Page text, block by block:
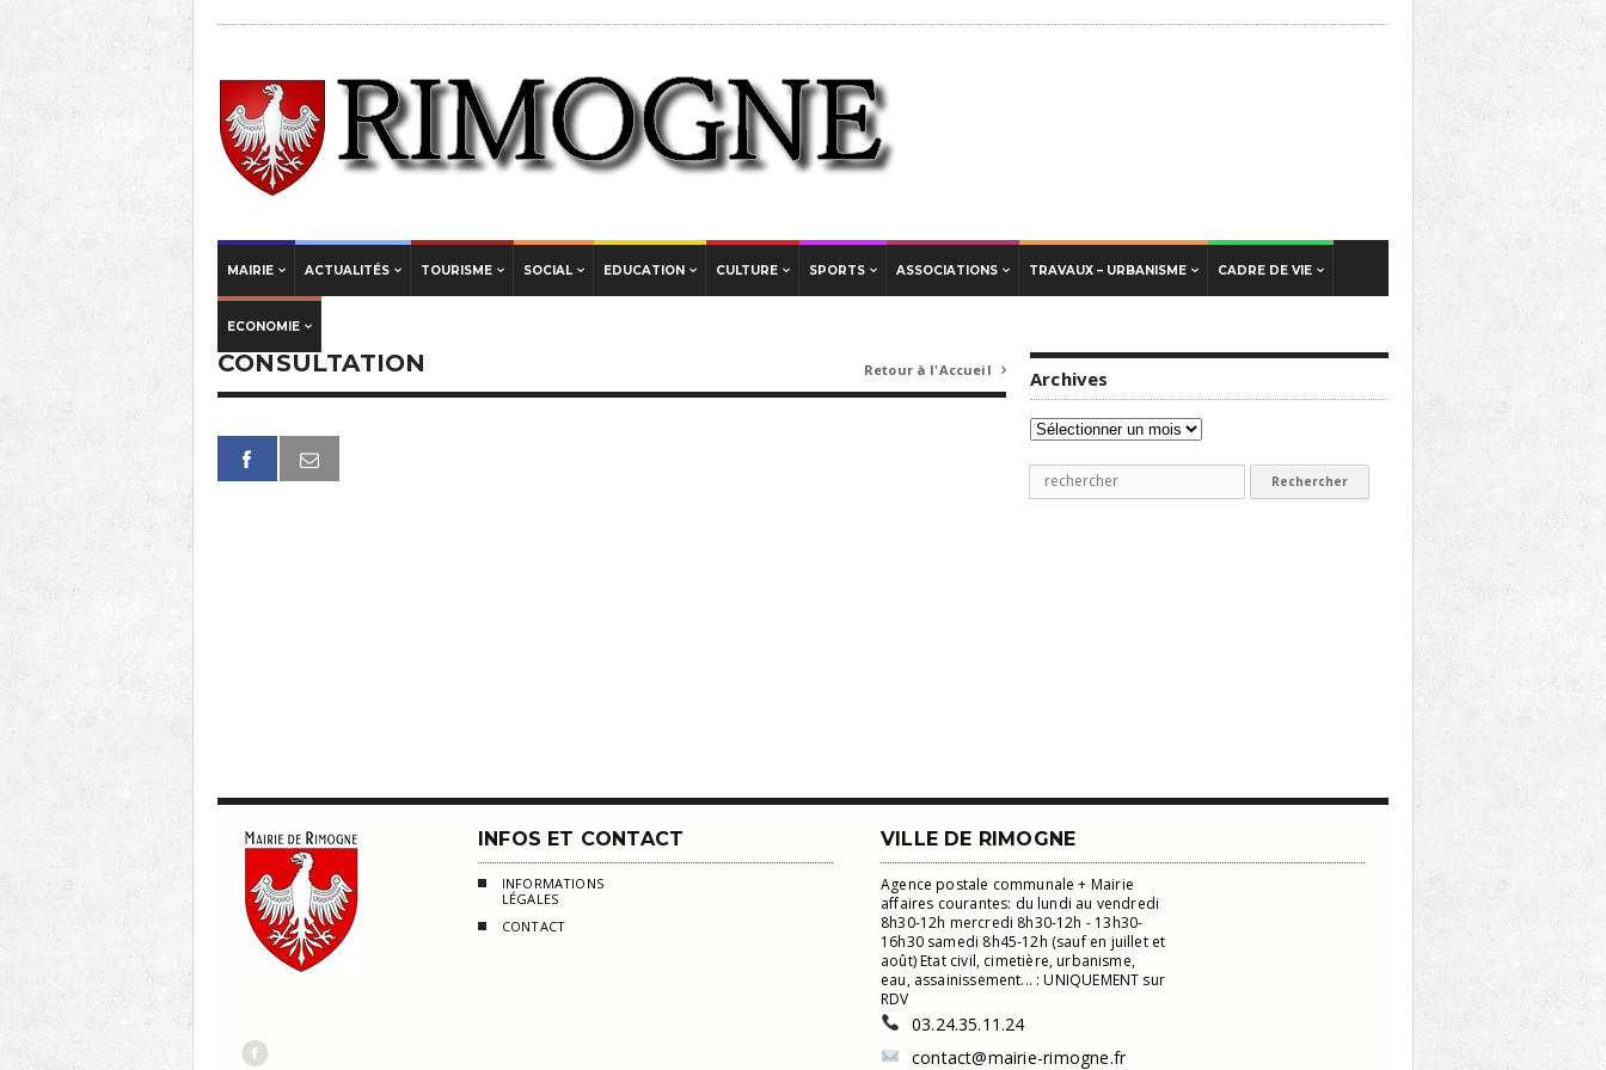
MAIRIE ACTUALITÉS TOURISME SOCIAL EDUCATION CULTURE SPORTS ASSOCIATIONS TRAVAUX – URBANISME CADRE DE VIE
ECONOMIE
CONSULTATION Retour à l'Accueil  Archives
Archives
Recherche
pour

INFOS ET CONTACT
INFORMATIONS
LÉGALES
CONTACT
VILLE DE RIMOGNE
Agence postale communale + Mairie
affaires courantes: du lundi au vendredi
8h30-12h mercredi 8h30-12h - 13h30-
16h30 samedi 8h45-12h (sauf en juillet et
août) Etat civil, cimetière, urbanisme,
eau, assainissement... : UNIQUEMENT sur
RDV
03.24.35.11.24
contact@mairie-rimogne.fr